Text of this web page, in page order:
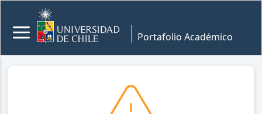
Portafolio Académico